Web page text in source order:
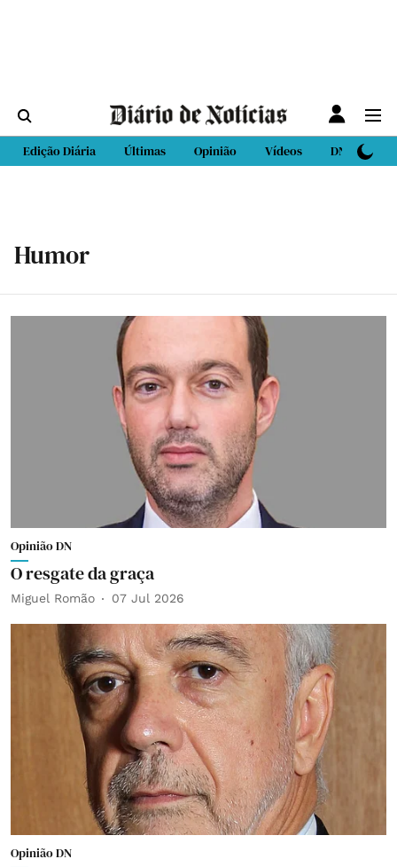
Edição Diária Últimas Opinião Vídeos DN Sport
Humor
Opinião DN
O resgate da graça
Miguel Romão 07 Jul 2026
Opinião DN